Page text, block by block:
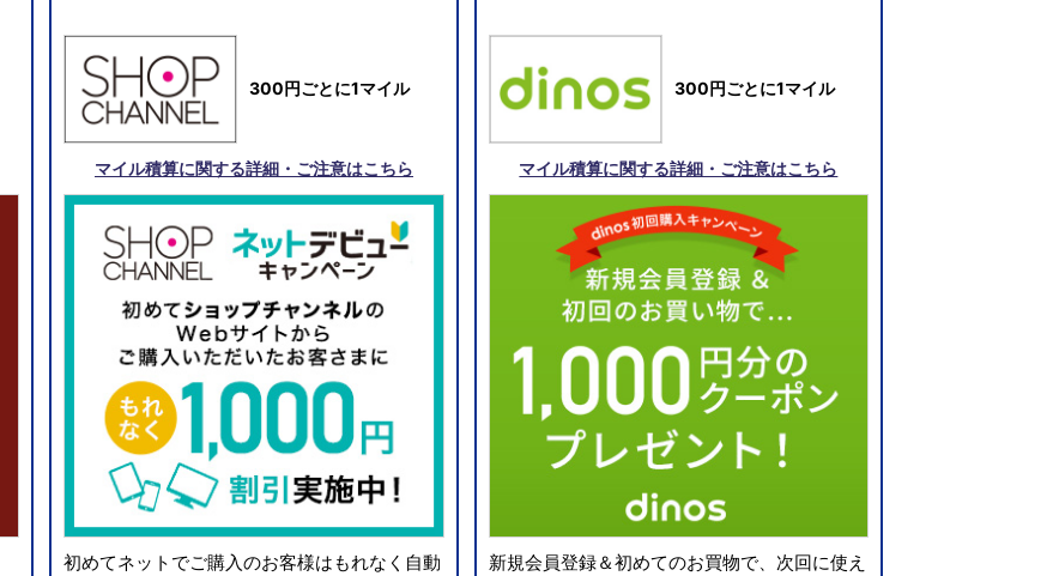
300円ごとに1マイル
マイル積算に関する詳細・ご注意はこちら
新規会員登録＆初めてのお買物で、次回に使え
300円ごとに1マイル
マイル積算に関する詳細・ご注意はこちら
初めてネットでご購入のお客様はもれなく自動